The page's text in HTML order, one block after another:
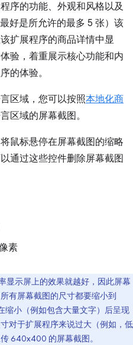
序的功能、外观和风格以及
好是所允许的最多 5 张）该
扩展程序的商品详情中显
验，着重展示核心功能和内
的体验。
区域，您可以按照本地化商
区域的屏幕截图。
鼠标悬停在屏幕截图的缩略
通过这些控件删除屏幕截图
素
显示屏上的效果就越好，因此屏幕
有屏幕截图的尺寸都要缩小到
小（例如包含大量文字）后呈现
对于扩展程序来说过大（例如，低
640x400 的屏幕截图。